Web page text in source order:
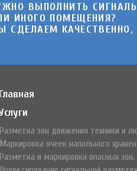
ВЫПОЛНИТЬ
ИНОГО ПОМЕЩЕНИЯ?
СДЕЛАЕМ КАЧЕСТВЕННО,
Главная
Разметка зон движения техники и
Маркировка ячеек напольного
Разметка и маркировка опасных зон.